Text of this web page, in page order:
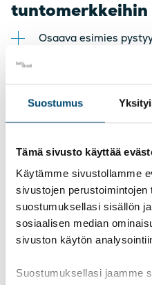
Suostumus
Tämä sivusto käyttää
Käytämme sivustollamme
sivustojen perustoimintojen
suostumuksellasi sisällön
sosiaalisen median
sivuston käytön
Suostumuksellasi jaamme
tuntomerkkeihin
Osaava esimies
Osaava esimies
Osaava esimies
tule luonnostaan ja
Jos näissä asioissa on
petrattavaa, on syytä
se oikea rooli sinulle.